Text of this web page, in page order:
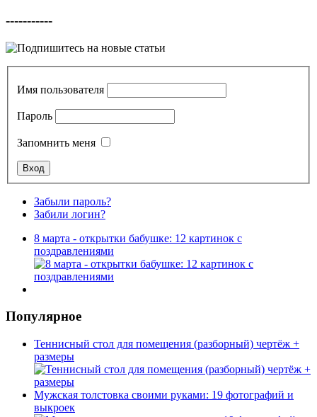
-----------
Имя пользователя
Пароль
Запомнить меня
Забыли пароль?
Забили логин?
8 марта - открытки бабушке: 12 картинок с
поздравлениями
Популярное
Теннисный стол для помещения (разборный) чертёж +
размеры
Мужская толстовка своими руками: 19 фотографий и
выкроек